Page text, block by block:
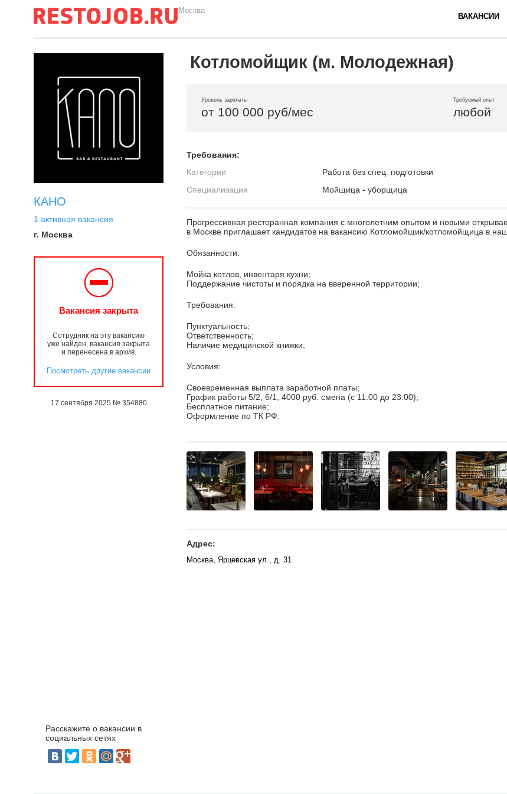
Москва
ВАКАНСИИ
КАНО
1 активная вакансия
г. Москва
Вакансия закрыта
Сотрудник на эту вакансию
уже найден, вакансия закрыта
и перенесена в архив.
Посмотреть другие вакансии
17 сентября 2025 № 354880
Котломойщик (м. Молодежная)
Уровень зарплаты
от 100 000 руб/мес
Требуемый опыт
любой
Требования:
Категории
Работа без спец. подготовки
Специализация
Мойщица - уборщица
Прогрессивная ресторанная компания с многолетним опытом и новыми
в Москве приглашает кандидатов на вакансию Котломойщик/котломойщица в
Обязанности:
Мойка котлов, инвентаря кухни;
Поддержание чистоты и порядка на вверенной территории;
Требования:
Пунктуальность;
Ответственность;
Наличие медицинской книжки;
Условия:
Своевременная выплата заработной платы;
График работы 5/2, 6/1, 4000 руб. смена (с 11:00 до 23:00);
Бесплатное питание;
Оформление по ТК РФ.
Адрес:
Москва, Ярцевская ул., д. 31
Расскажите о вакансии в
социальных сетях